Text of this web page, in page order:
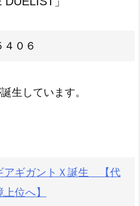
０６
誕生しています。
アギガントＸ誕生 【代
位へ】